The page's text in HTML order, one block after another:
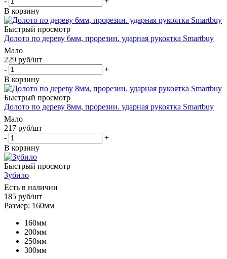
В корзину
Быстрый просмотр
Долото по дереву 6мм, прорезин. ударная рукоятка Smartbuy
Мало
229 руб/шт
-
+
В корзину
Быстрый просмотр
Долото по дереву 8мм, прорезин. ударная рукоятка Smartbuy
Мало
217 руб/шт
-
+
В корзину
Быстрый просмотр
Зубило
Есть в наличии
185 руб/шт
Размер: 160мм
160мм
200мм
250мм
300мм